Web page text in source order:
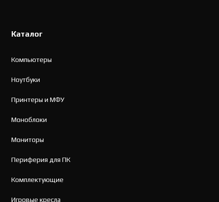
Каталог
Компьютеры
Ноутбуки
Принтеры и МФУ
Моноблоки
Мониторы
Периферия для ПК
Комплектующие
Игровые кресла